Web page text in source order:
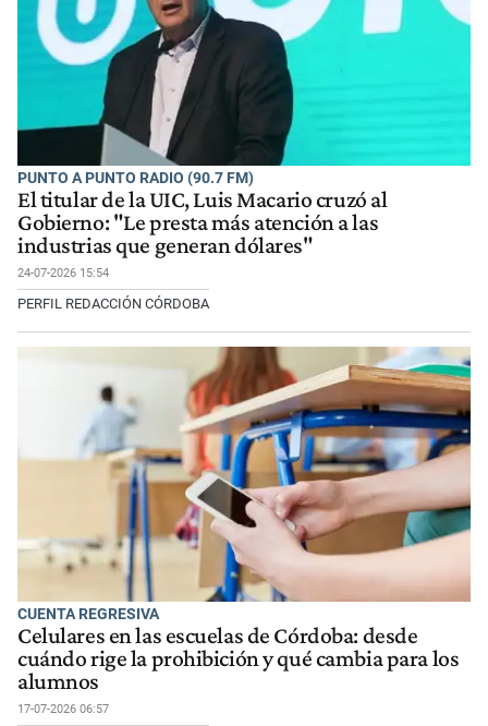
PUNTO A PUNTO RADIO (90.7 FM)
El titular de la UIC, Luis Macario cruzó al
Gobierno: "Le presta más atención a las
industrias que generan dólares"
24-07-2026 15:54
PERFIL REDACCIÓN CÓRDOBA
CUENTA REGRESIVA
Celulares en las escuelas de Córdoba: desde
cuándo rige la prohibición y qué cambia para los
alumnos
17-07-2026 06:57